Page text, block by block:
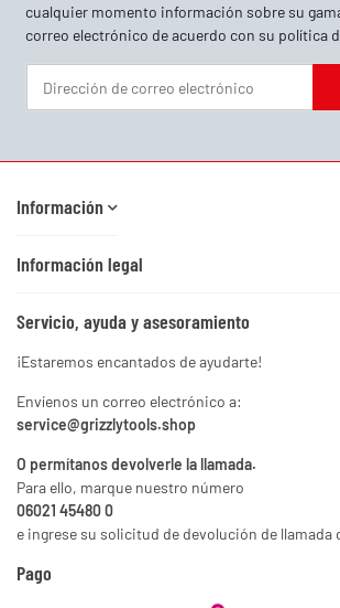
cualquier momento información sobre su
correo electrónico de acuerdo con su política
Información
Información legal
Servicio, ayuda y asesoramiento
¡Estaremos encantados de ayudarte!
Envíenos un correo electrónico a:
service@grizzlytools.shop
O permítanos devolverle la llamada.
Para ello, marque nuestro número
06021 45480 0
e ingrese su solicitud de devolución de llamada
Pago